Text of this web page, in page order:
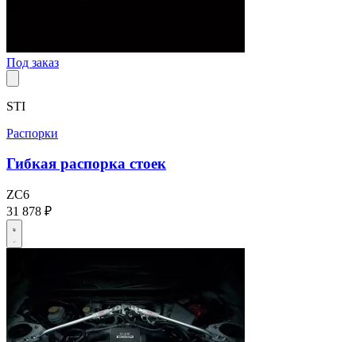
Под заказ
STI
Распорки
Гибкая распорка стоек
ZC6
31 878 ₽